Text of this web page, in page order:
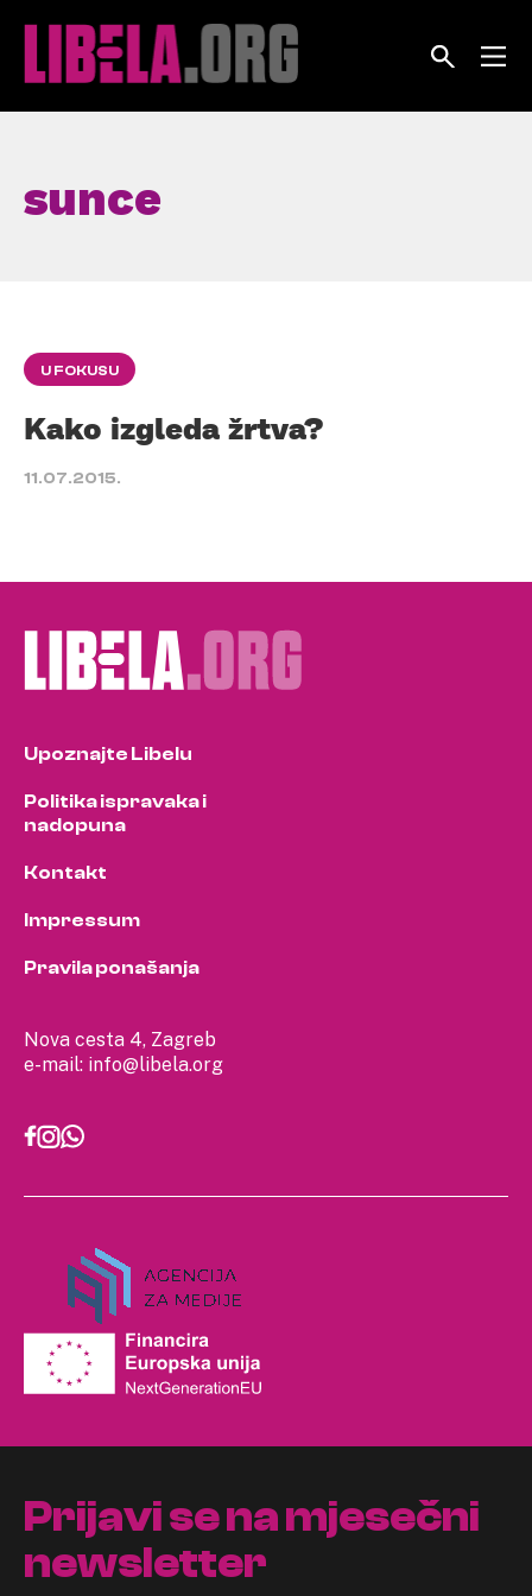
sunce
U FOKUSU
Kako izgleda žrtva?
11.07.2015.
Nova cesta 4, Zagreb
e-mail: info@libela.org
Upoznajte Libelu
Politika ispravaka i
nadopuna
Kontakt
Impressum
Pravila ponašanja
Prijavi se na mjesečni
newsletter